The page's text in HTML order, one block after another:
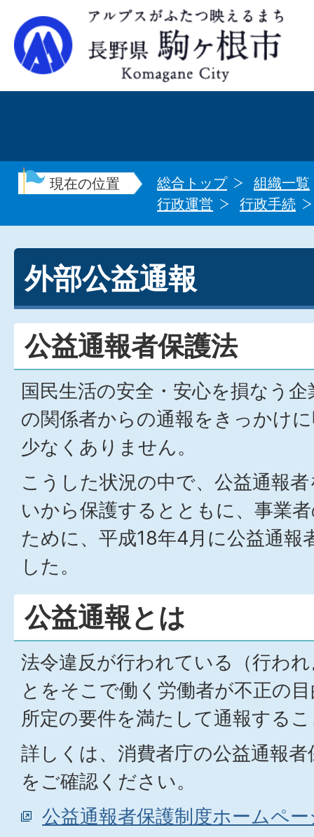
現在の位置 総合トップ
組織一覧
行政運営
行政手続
外部公益通報
公益通報者保護法
国民生活の安全・安心を損なう
の関係者からの通報をきっかけ
少なくありません。
こうした状況の中で、公益通報
いから保護するとともに、事業
ために、平成18年4月に公益通報
した。
公益通報とは
法令違反が行われている（行わ
とをそこで働く労働者が不正の
所定の要件を満たして通報する
詳しくは、消費者庁の公益通報
をご確認ください。
公益通報者保護制度ホームペ